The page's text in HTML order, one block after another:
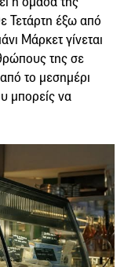
Τετάρτη έξω από
Μάρκετ γίνεται
της σε
το μεσημέρι
μπορείς να